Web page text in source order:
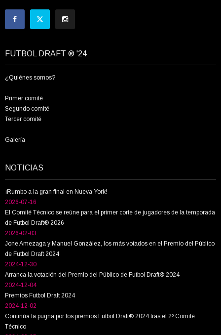
FUTBOL DRAFT ® '24
¿Quiénes somos?
Primer comité
Segundo comité
Tercer comité
Galería
NOTICIAS
¡Rumbo a la gran final en Nueva York!
2026-07-16
El Comité Técnico se reúne para el primer corte de jugadores de la temporada
de Futbol Draft® 2026
2026-02-03
Jone Amezaga y Manuel González, los más votados en el Premio del Público
de Futbol Draft 2024
2024-12-30
Arranca la votación del Premio del Público de Futbol Draft® 2024
2024-12-04
Premios Futbol Draft 2024
2024-12-02
Continúa la pugna por los premios Futbol Draft® 2024 tras el 2º Comité
Técnico